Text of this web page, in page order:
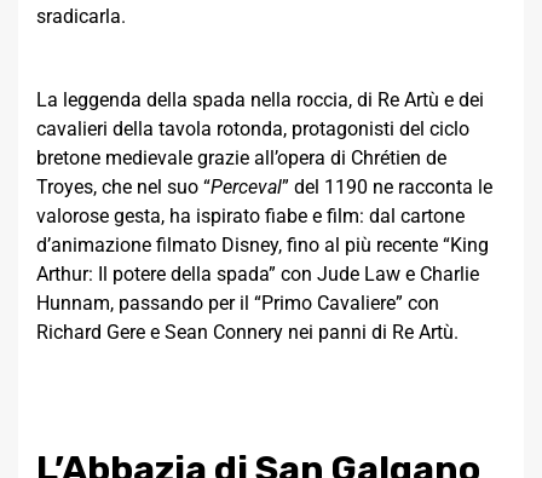
sradicarla.
La leggenda della spada nella roccia, di Re Artù e dei
cavalieri della tavola rotonda, protagonisti del ciclo
bretone medievale grazie all’opera di Chrétien de
Troyes, che nel suo “Perceval” del 1190 ne racconta le
valorose gesta, ha ispirato fiabe e film: dal cartone
d’animazione filmato Disney, fino al più recente “King
Arthur: Il potere della spada” con Jude Law e Charlie
Hunnam, passando per il “Primo Cavaliere” con
Richard Gere e Sean Connery nei panni di Re Artù.
L’Abbazia di San Galgano